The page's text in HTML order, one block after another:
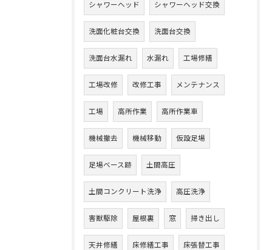
シャワーヘッド シャワーヘッド交換
洗面化粧台交換 洗面台交換
洗面台水漏れ 水漏れ 工場修繕
工場改修 改修工事 メンテナンス
工場 高所作業 高所作業車
機械撤去 機械移動 仮設足場
足場ベース跡 土間高圧
土間コンクリート洗浄 高圧洗浄
害獣駆除 屋根裏 窓 掃き出し
天井修繕 床修繕工事 床張替工事